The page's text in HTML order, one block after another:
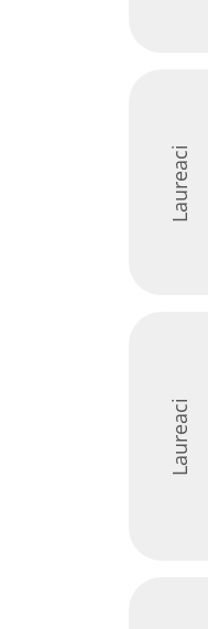
Laureaci
Laureaci